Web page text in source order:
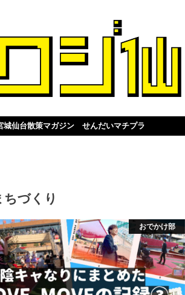
城仙台散策マガジン せんだいマチプラ
づくり
おでかけ部